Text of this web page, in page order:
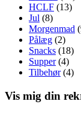
HCLF (13)
Jul (8)
Morgenmad
Pålæg (2)
Snacks (18)
Supper(4)
Tilbehør(4)
Vis mig din